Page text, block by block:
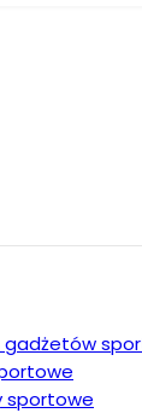
gadżetów
sportowe